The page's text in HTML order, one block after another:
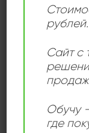
РАЗМЕР
рублей.
Сайт с
Обучу
где